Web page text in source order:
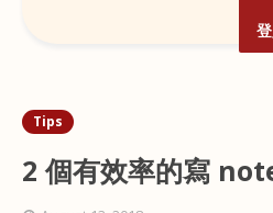
Tips
2 個有效率的寫